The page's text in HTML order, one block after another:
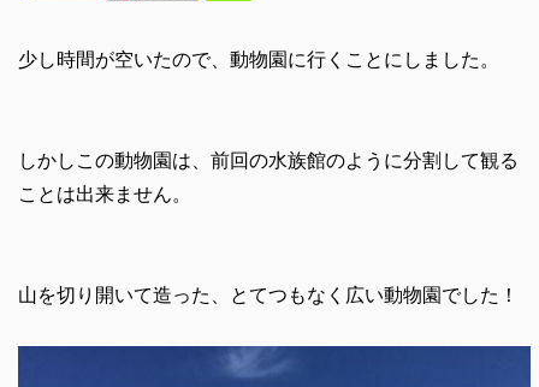
少し時間が空いたので、動物園に行くことにしました。
しかしこの動物園は、前回の水族館のように分割して観る
ことは出来ません。
山を切り開いて造った、とてつもなく広い動物園でした！